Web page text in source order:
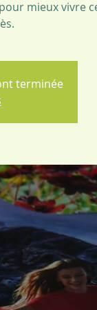
mieux vivre
terminée